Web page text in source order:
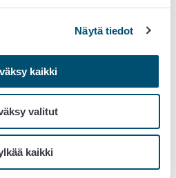
Näytä tiedot
kaikki
valitut
kaikki
Yhteystiedot
vientitietoa ja lomakkeita
.